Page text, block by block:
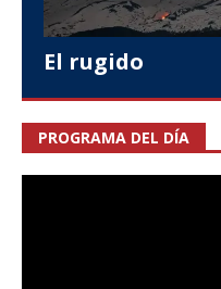
El rugido
PROGRAMA DEL DÍA